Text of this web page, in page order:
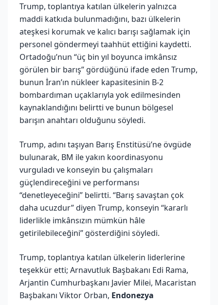
Trump, toplantıya katılan ülkelerin yalnızca
maddi katkıda bulunmadığını, bazı ülkelerin
ateşkesi korumak ve kalıcı barışı sağlamak için
personel göndermeyi taahhüt ettiğini kaydetti.
Ortadoğu’nun “üç bin yıl boyunca imkânsız
görülen bir barış” gördüğünü ifade eden Trump,
bunun İran’ın nükleer kapasitesinin B-2
bombardıman uçaklarıyla yok edilmesinden
kaynaklandığını belirtti ve bunun bölgesel
barışın anahtarı olduğunu söyledi.
Trump, adını taşıyan Barış Enstitüsü’ne övgüde
bulunarak, BM ile yakın koordinasyonu
vurguladı ve konseyin bu çalışmaları
güçlendireceğini ve performansı
“denetleyeceğini” belirtti. “Barış savaştan çok
daha ucuzdur” diyen Trump, konseyin “kararlı
liderlikle imkânsızın mümkün hâle
getirilebileceğini” gösterdiğini söyledi.
Trump, toplantıya katılan ülkelerin liderlerine
teşekkür etti; Arnavutluk Başbakanı Edi Rama,
Arjantin Cumhurbaşkanı Javier Milei, Macaristan
Başbakanı Viktor Orban, Endonezya